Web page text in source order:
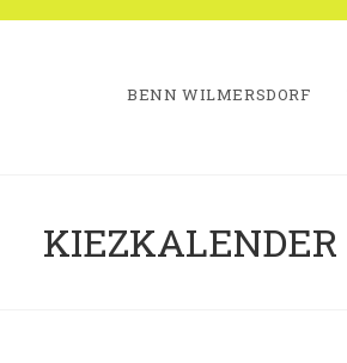
BENN WILMERSDORF
KIEZKALENDER